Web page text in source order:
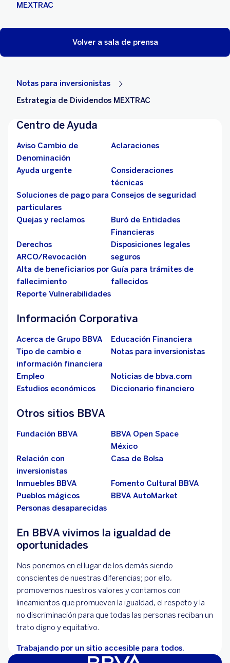
MEXTRAC
Volver a sala de prensa
Notas para inversionistas
Estrategia de Dividendos MEXTRAC
Centro de Ayuda
Aviso Cambio de
Denominación
Aclaraciones
Ayuda urgente
Consideraciones
técnicas
Soluciones de pago para
particulares
Consejos de seguridad
Quejas y reclamos
Buró de Entidades
Financieras
Derechos
ARCO/Revocación
Disposiciones legales
seguros
Alta de beneficiarios por
fallecimiento
Guía para trámites de
fallecidos
Reporte Vulnerabilidades
Información Corporativa
Acerca de Grupo BBVA
Educación Financiera
Tipo de cambio e
información financiera
Notas para inversionistas
Empleo
Noticias de bbva.com
Estudios económicos
Diccionario financiero
Otros sitios BBVA
Fundación BBVA
BBVA Open Space
México
Relación con
inversionistas
Casa de Bolsa
Inmuebles BBVA
Fomento Cultural BBVA
Pueblos mágicos
BBVA AutoMarket
Personas desaparecidas
En BBVA vivimos la igualdad de
oportunidades
Nos ponemos en el lugar de los demás siendo
conscientes de nuestras diferencias; por ello,
promovemos nuestros valores y contamos con
lineamientos que promueven la igualdad, el respeto y la
no discriminación para que todas las personas reciban un
trato digno y equitativo.
Trabajando por un sitio accesible para todos.